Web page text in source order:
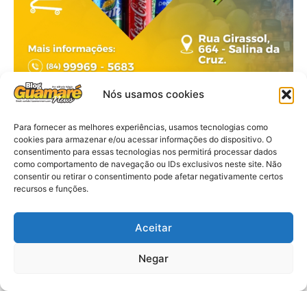
Nós usamos cookies
Para fornecer as melhores experiências, usamos tecnologias como
cookies para armazenar e/ou acessar informações do dispositivo. O
consentimento para essas tecnologias nos permitirá processar dados
como comportamento de navegação ou IDs exclusivos neste site. Não
consentir ou retirar o consentimento pode afetar negativamente certos
recursos e funções.
Aceitar
Negar